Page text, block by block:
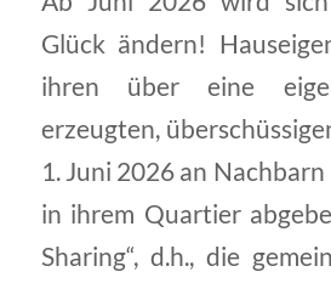
Glück ändern!
ihren über eine
erzeugten,
1. Juni 2026 an
in ihrem Quartier
Sharing“, d.h., die